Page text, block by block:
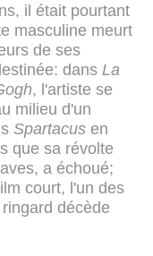
il était pourtant
masculine meurt
de ses
dans La
, l'artiste se
milieu d'un
Spartacus en
que sa révolte
a échoué;
court, l'un des
décède